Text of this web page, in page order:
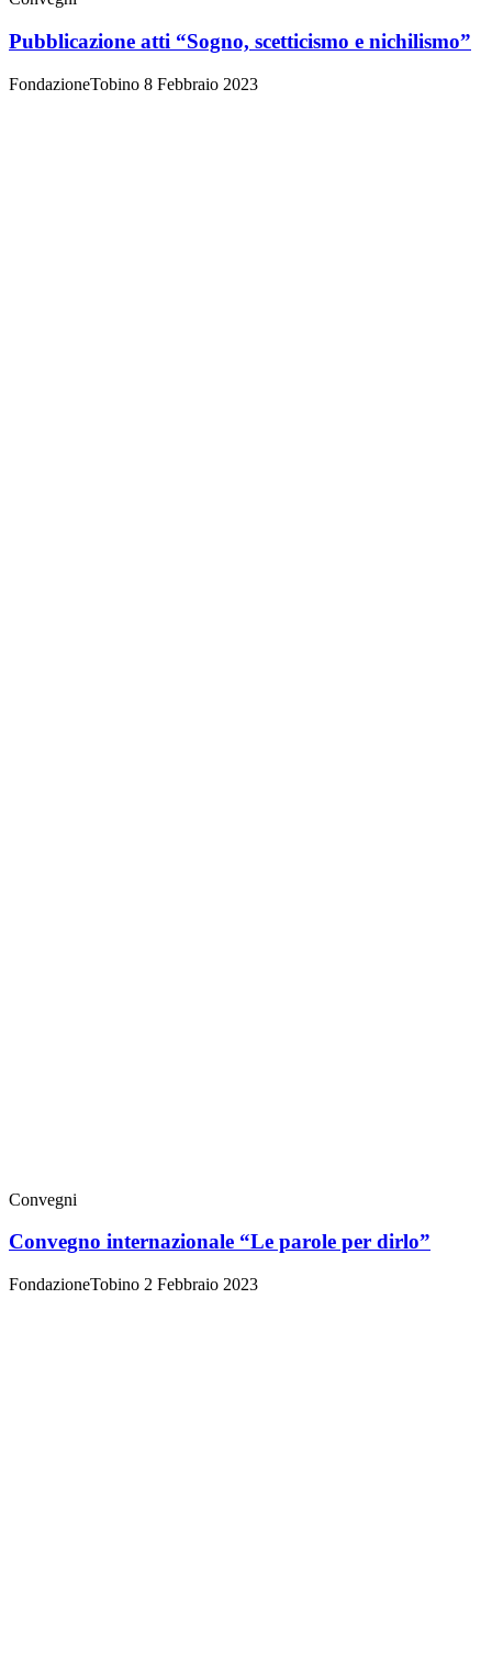
Pubblicazione atti “Sogno, scetticismo e nichilismo”
FondazioneTobino 8 Febbraio 2023
Convegni
Convegno internazionale “Le parole per dirlo”
FondazioneTobino 2 Febbraio 2023